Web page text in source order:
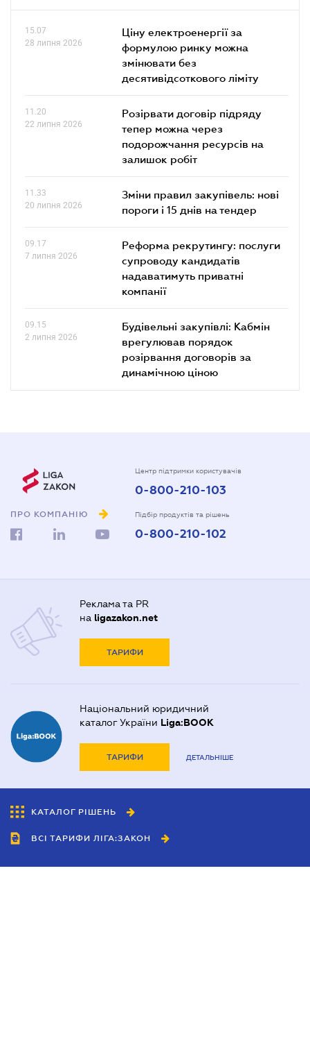
15.07
28 липня 2026
Ціну електроенергії за
формулою ринку можна
змінювати без
десятивідсоткового ліміту
11.20
22 липня 2026
Розірвати договір підряду
тепер можна через
подорожчання ресурсів на
залишок робіт
11.33
20 липня 2026
Зміни правил закупівель: нові
пороги і 15 днів на тендер
09.17
7 липня 2026
Реформа рекрутингу: послуги
супроводу кандидатів
надаватимуть приватні
компанії
09.15
2 липня 2026
Будівельні закупівлі: Кабмін
врегулював порядок
розірвання договорів за
динамічною ціною
ПРО КОМПАНІЮ
Центр підтримки користувачів
0-800-210-103
Підбір продуктів та рішень
0-800-210-102
Реклама та PR
на ligazakon.net
ТАРИФИ
Національний юридичний
каталог України Liga:BOOK
ТАРИФИ ДЕТАЛЬНІШЕ
КАТАЛОГ РІШЕНЬ
ВСІ ТАРИФИ ЛІГА:ЗАКОН